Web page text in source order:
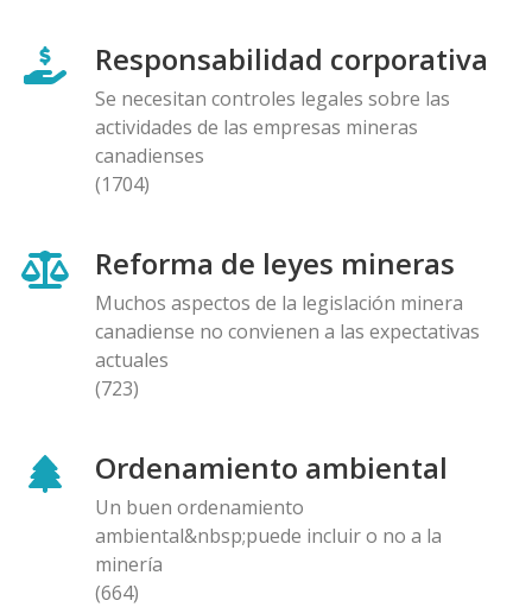
Responsabilidad corporativa
Se necesitan controles legales sobre las
actividades de las empresas mineras
canadienses
(1704)
Reforma de leyes mineras
Muchos aspectos de la legislación minera
canadiense no convienen a las expectativas
actuales
(723)
Ordenamiento ambiental
Un buen ordenamiento
ambiental&nbsp;puede incluir o no a la
minería
(664)